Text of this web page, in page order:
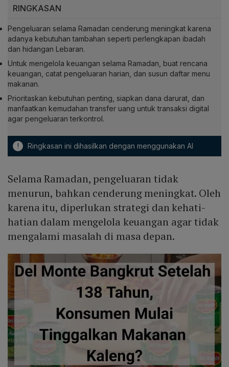
RINGKASAN
Pengeluaran selama Ramadan cenderung meningkat karena
adanya kebutuhan tambahan seperti perlengkapan ibadah
dan hidangan Lebaran.
Untuk mengelola keuangan selama Ramadan, buat rencana
keuangan, catat pengeluaran harian, dan susun daftar menu
makanan.
Prioritaskan kebutuhan penting, siapkan dana darurat, dan
manfaatkan kemudahan transfer uang untuk transaksi digital
agar pengeluaran terkontrol.
! Ringkasan ini dihasilkan dengan menggunakan AI
Selama Ramadan, pengeluaran tidak
menurun, bahkan cenderung meningkat. Oleh
karena itu, diperlukan strategi dan kehati-
hatian dalam mengelola keuangan agar tidak
mengalami masalah di masa depan.